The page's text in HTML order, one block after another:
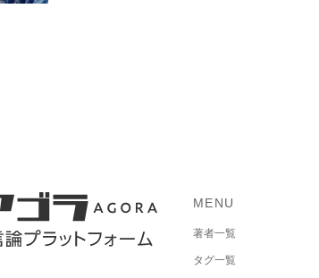
MENU
著者一覧
タグ一覧